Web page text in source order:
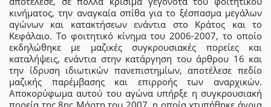
κινήματος, την αναγκαία σπίθα για το ξέσπασμα μεγάλων
αγώνων και κατακτήσεων ενάντια στο Κράτος και το
Κεφάλαιο. Το φοιτητικό κίνημα του 2006-2007, το οποίο
εκδηλώθηκε με μαζικές συγκρουσιακές πορείες και
καταλήψεις, ενάντια στην κατάργηση του άρθρου 16 και
την ίδρυση ιδιωτικών πανεπιστημίων, αποτέλεσε πεδίο
μαζικής παρέμβασης και επιρροής των αναρχικών.
Αποκορύφωμα αυτού του αγώνα υπήρξε η συγκρουσιακή
πορεία της 8ης Μάρτη του 2007, η οποία χτυπήθηκε άγρια